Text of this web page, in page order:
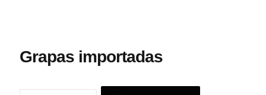
Grapas importadas